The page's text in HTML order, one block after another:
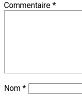
Commentaire *
Nom *